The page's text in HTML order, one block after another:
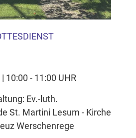
10:00 - 11:00 UHR
Ev.-luth.
St. Martini Lesum - Kirche
Werschenrege